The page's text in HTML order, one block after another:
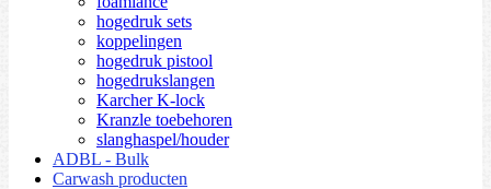
hogedruk sets
koppelingen
hogedruk pistool
hogedrukslangen
Karcher K-lock
Kranzle toebehoren
slanghaspel/houder
ADBL - Bulk
Carwash producten